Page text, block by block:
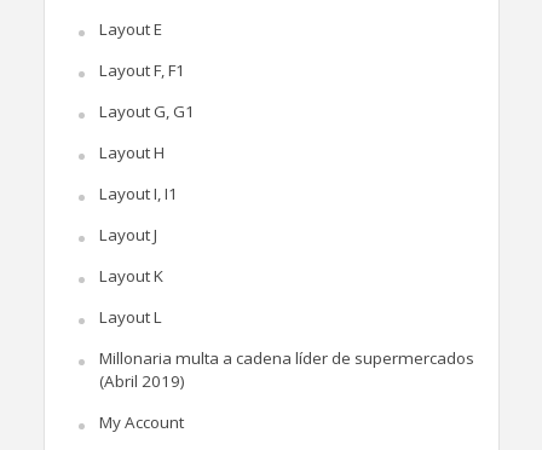
Layout E
Layout F, F1
Layout G, G1
Layout H
Layout I, I1
Layout J
Layout K
Layout L
Millonaria multa a cadena líder de supermercados
(Abril 2019)
My Account